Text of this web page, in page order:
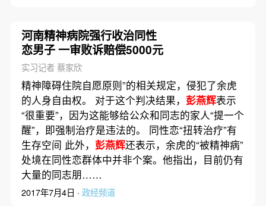
河南精神病院强行收治同性
恋男子 一审败诉赔偿5000元
实习记者 蔡家欣
精神障碍住院自愿原则”的相关规定，侵犯了余虎
的人身自由权。 对于这个判决结果， 彭燕辉表示
“很重要”，因为这能够给公众和同志的家人“提一个
醒”，即强制治疗是违法的。 同性恋“扭转治疗”有
生存空间 此外， 彭燕辉还表示，余虎的“被精神病”
处境在同性恋群体中并非个案。他指出，目前仍有
大量的同志朋……
2017年7月4日 · 政经频道